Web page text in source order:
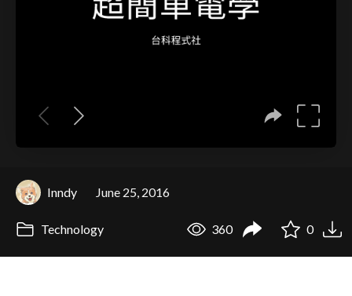
Inndy June 25, 2016
Technology 360 0